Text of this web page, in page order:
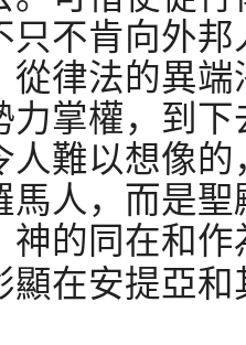
只不肯向外
從律法的異
力掌權，到
人難以想像
馬人，而是
神的同在和
顯在安提亞